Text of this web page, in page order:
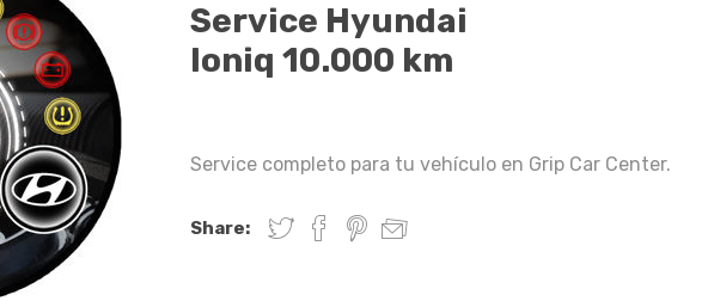
Service Hyundai
Ioniq 10.000 km
Service completo para tu vehículo en Grip Car Center.
Share: